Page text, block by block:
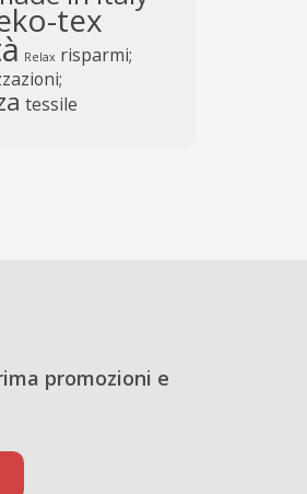
tex
Relax risparmi;
tessile
promozioni e